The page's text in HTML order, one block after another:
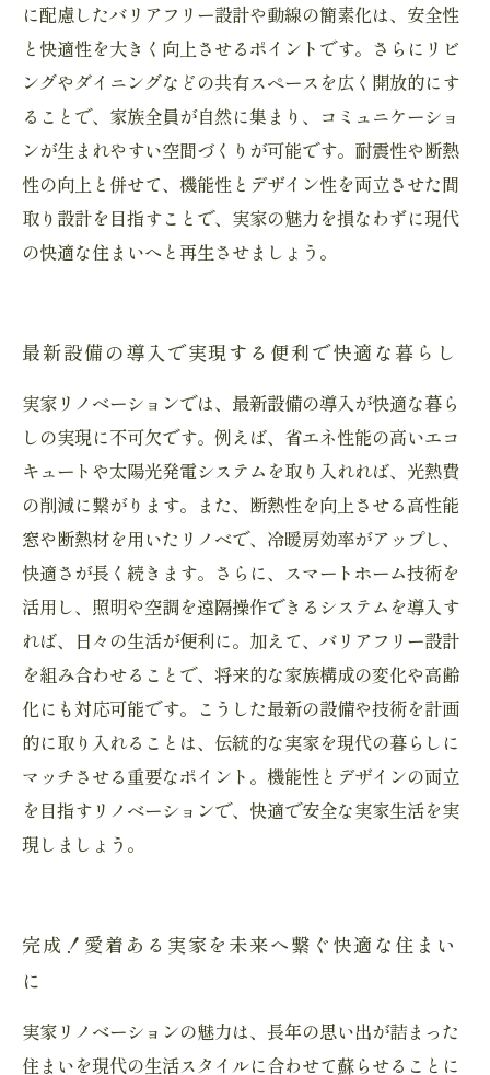
に配慮したバリアフリー設計や動線の簡素化は、安全性
と快適性を大きく向上させるポイントです。さらにリビ
ングやダイニングなどの共有スペースを広く開放的にす
ることで、家族全員が自然に集まり、コミュニケーショ
ンが生まれやすい空間づくりが可能です。耐震性や断熱
性の向上と併せて、機能性とデザイン性を両立させた間
取り設計を目指すことで、実家の魅力を損なわずに現代
の快適な住まいへと再生させましょう。
最新設備の導入で実現する便利で快適な暮らし
実家リノベーションでは、最新設備の導入が快適な暮ら
しの実現に不可欠です。例えば、省エネ性能の高いエコ
キュートや太陽光発電システムを取り入れれば、光熱費
の削減に繋がります。また、断熱性を向上させる高性能
窓や断熱材を用いたリノベで、冷暖房効率がアップし、
快適さが長く続きます。さらに、スマートホーム技術を
活用し、照明や空調を遠隔操作できるシステムを導入す
れば、日々の生活が便利に。加えて、バリアフリー設計
を組み合わせることで、将来的な家族構成の変化や高齢
化にも対応可能です。こうした最新の設備や技術を計画
的に取り入れることは、伝統的な実家を現代の暮らしに
マッチさせる重要なポイント。機能性とデザインの両立
を目指すリノベーションで、快適で安全な実家生活を実
現しましょう。
完成！愛着ある実家を未来へ繋ぐ快適な住まい
に
実家リノベーションの魅力は、長年の思い出が詰まった
住まいを現代の生活スタイルに合わせて蘇らせることに